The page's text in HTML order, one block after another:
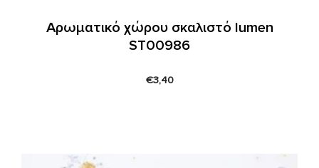
Αρωματικό χώρου σκαλιστό lumen
ST00986
€3,40